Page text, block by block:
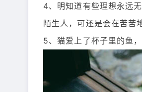
4、明知道有些理想永远
陌生人，可还是会在苦苦
5、猫爱上了杯子里的鱼